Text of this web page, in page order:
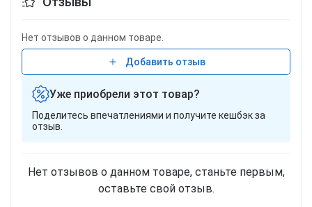
Нет отзывов о данном товаре.
Добавить отзыв
Уже приобрели этот товар?
Поделитесь впечатлениями и получите кешбэк за
отзыв.
Нет отзывов о данном товаре, станьте первым,
оставьте свой отзыв.